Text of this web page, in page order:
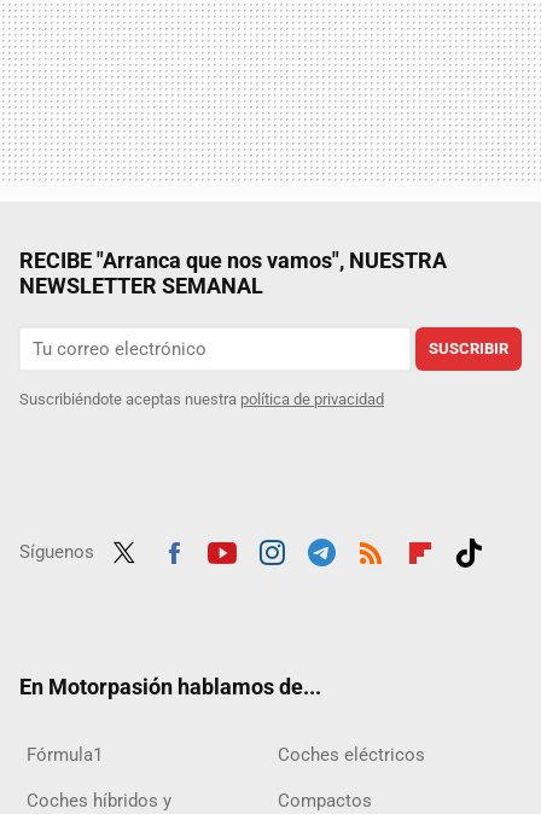
RECIBE "Arranca que nos vamos", NUESTRA
NEWSLETTER SEMANAL
SUSCRIBIR
Suscribiéndote aceptas nuestra política de privacidad
Síguenos
En Motorpasión hablamos de...
Fórmula1 Coches eléctricos
Coches híbridos y
Compactos